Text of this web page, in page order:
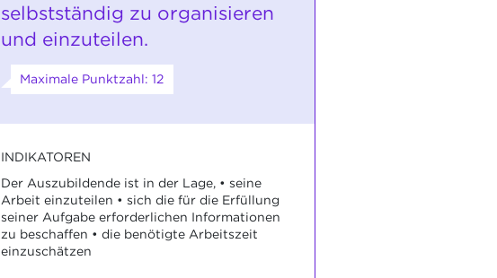
selbstständig zu organisieren
und einzuteilen.
Maximale Punktzahl: 12
INDIKATOREN
Der Auszubildende ist in der Lage, • seine
Arbeit einzuteilen • sich die für die Erfüllung
seiner Aufgabe erforderlichen Informationen
zu beschaffen • die benötigte Arbeitszeit
einzuschätzen